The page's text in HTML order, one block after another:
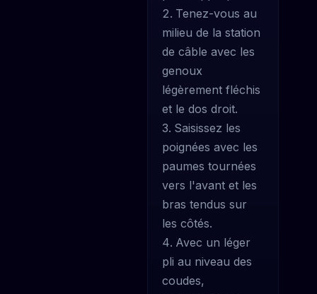
Tenez-vous au
milieu de la station
de câble avec les
genoux
légèrement fléchis
et le dos droit.
Saisissez les
poignées avec les
paumes tournées
vers l'avant et les
bras tendus sur
les côtés.
Avec un léger
pli au niveau des
coudes,